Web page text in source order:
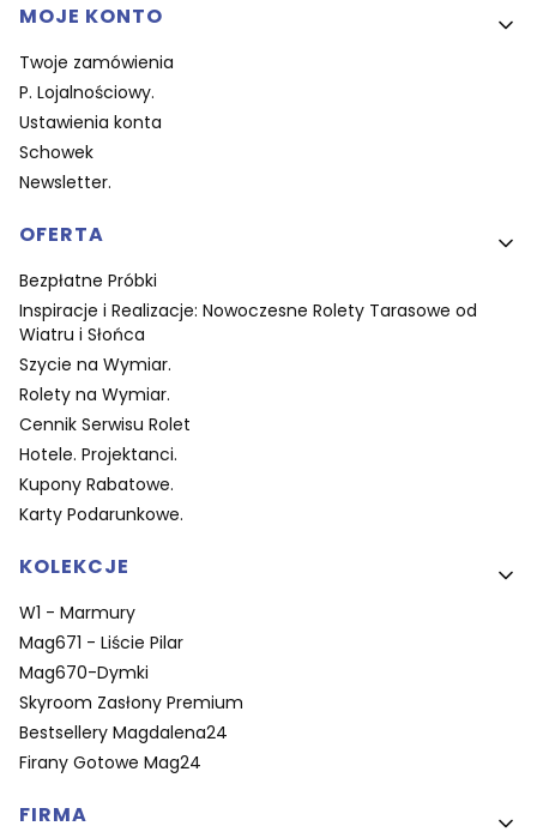
MOJE KONTO
Twoje zamówienia
P. Lojalnościowy.
Ustawienia konta
Schowek
Newsletter.
OFERTA
Bezpłatne Próbki
Inspiracje i Realizacje: Nowoczesne Rolety Tarasowe od
Wiatru i Słońca
Szycie na Wymiar.
Rolety na Wymiar.
Cennik Serwisu Rolet
Hotele. Projektanci.
Kupony Rabatowe.
Karty Podarunkowe.
KOLEKCJE
W1 - Marmury
Mag671 - Liście Pilar
Mag670-Dymki
Skyroom Zasłony Premium
Bestsellery Magdalena24
Firany Gotowe Mag24
FIRMA